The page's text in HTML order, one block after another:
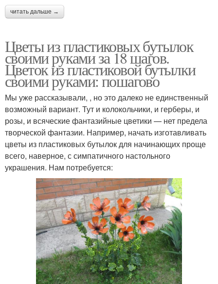
читать дальше →
Цветы из пластиковых бутылок
своими руками за 18 шагов.
Цветок из пластиковой бутылки
своими руками: пошагово
Мы уже рассказывали, , но это далеко не единственный
возможный вариант. Тут и колокольчики, и герберы, и
розы, и всяческие фантазийные цветики — нет предела
творческой фантазии. Например, начать изготавливать
цветы из пластиковых бутылок для начинающих проще
всего, наверное, с симпатичного настольного
украшения. Нам потребуется: